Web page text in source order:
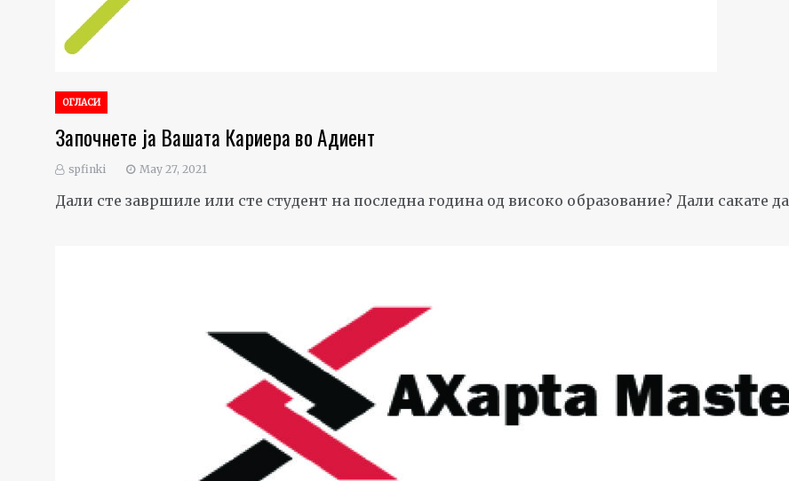
ОГЛАСИ
Започнете ја Вашата Кариера во Адиент
spfinki May 27, 2021
Дали сте завршиле или сте студент на последна година од високо образование? Дали сакате да